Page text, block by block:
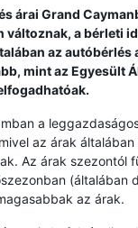
árai Grand
a bérleti
az autóbérlés
mint az Egyesült
a
az árak
Az árak szezontól
(általában
az árak.